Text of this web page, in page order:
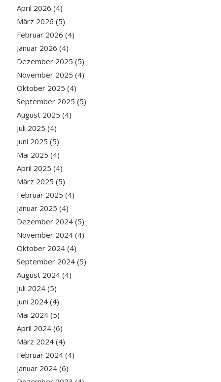
April 2026 (4)
März 2026 (5)
Februar 2026 (4)
Januar 2026 (4)
Dezember 2025 (5)
November 2025 (4)
Oktober 2025 (4)
September 2025 (5)
August 2025 (4)
Juli 2025 (4)
Juni 2025 (5)
Mai 2025 (4)
April 2025 (4)
März 2025 (5)
Februar 2025 (4)
Januar 2025 (4)
Dezember 2024(5)
November 2024(4)
Oktober 2024(4)
September 2024(5)
August 2024(4)
Juli 2024(5)
Juni 2024(4)
Mai 2024(5)
April 2024(6)
März 2024(4)
Februar 2024(4)
Januar 2024(6)